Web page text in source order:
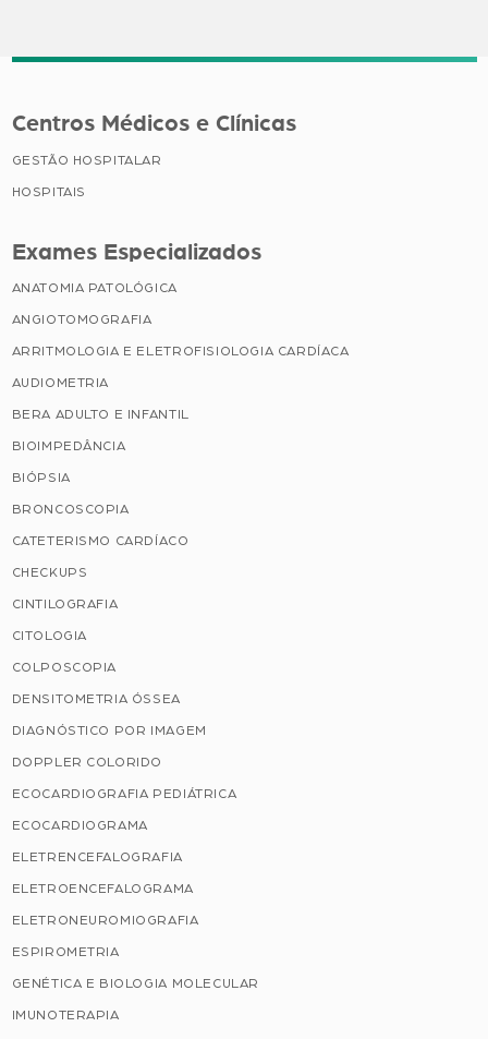
Centros Médicos e Clínicas
GESTÃO HOSPITALAR
HOSPITAIS
Exames Especializados
ANATOMIA PATOLÓGICA
ANGIOTOMOGRAFIA
ARRITMOLOGIA E ELETROFISIOLOGIA CARDÍACA
AUDIOMETRIA
BERA ADULTO E INFANTIL
BIOIMPEDÂNCIA
BIÓPSIA
BRONCOSCOPIA
CATETERISMO CARDÍACO
CHECKUPS
CINTILOGRAFIA
CITOLOGIA
COLPOSCOPIA
DENSITOMETRIA ÓSSEA
DIAGNÓSTICO POR IMAGEM
DOPPLER COLORIDO
ECOCARDIOGRAFIA PEDIÁTRICA
ECOCARDIOGRAMA
ELETRENCEFALOGRAFIA
ELETROENCEFALOGRAMA
ELETRONEUROMIOGRAFIA
ESPIROMETRIA
GENÉTICA E BIOLOGIA MOLECULAR
IMUNOTERAPIA